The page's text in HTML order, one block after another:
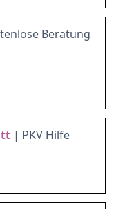
Beratung
| PKV Hilfe